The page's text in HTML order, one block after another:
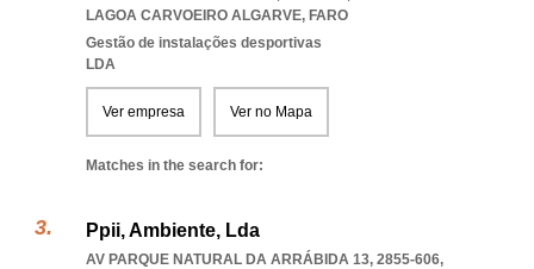
LAGOA CARVOEIRO ALGARVE, FARO
Gestão de instalações desportivas
LDA
Ver empresa Ver no Mapa
Matches in the search for:
Ppii, Ambiente, Lda
AV PARQUE NATURAL DA ARRÁBIDA 13, 2855-606,